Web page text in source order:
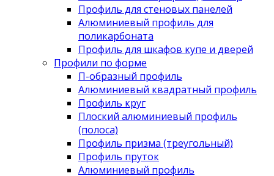
Профиль для стеновых панелей
Алюминиевый профиль для
поликарбоната
Профиль для шкафов купе и дверей
Профили по форме
П-образный профиль
Алюминиевый квадратный профиль
Профиль круг
Плоский алюминиевый профиль
(полоса)
Профиль призма (треугольный)
Профиль пруток
Алюминиевый профиль